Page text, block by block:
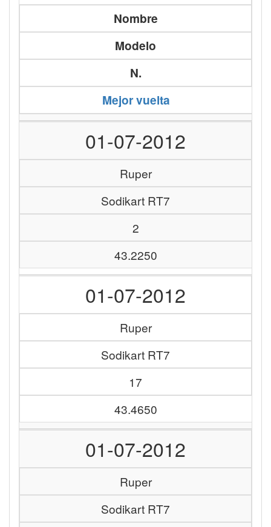
Nombre
Modelo
N.
Mejor vuelta
01-07-2012
Ruper
Sodikart RT7
2
43.2250
01-07-2012
Ruper
Sodikart RT7
17
43.4650
01-07-2012
Ruper
Sodikart RT7